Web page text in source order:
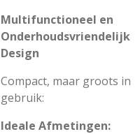
Multifunctioneel en
Onderhoudsvriendelijk
Design
Compact, maar groots in
gebruik:
Ideale Afmetingen: